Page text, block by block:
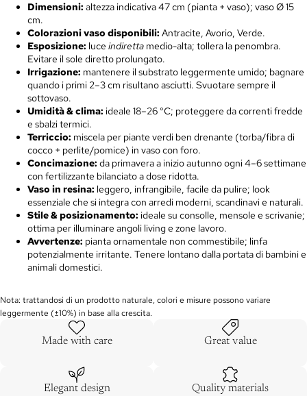
Dimensioni: altezza indicativa 47 cm (pianta + vaso); vaso Ø 15
cm.
Colorazioni vaso disponibili: Antracite, Avorio, Verde.
Esposizione: luce indiretta medio-alta; tollera la penombra.
Evitare il sole diretto prolungato.
Irrigazione: mantenere il substrato leggermente umido; bagnare
quando i primi 2–3 cm risultano asciutti. Svuotare sempre il
sottovaso.
Umidità & clima: ideale 18–26 °C; proteggere da correnti fredde
e sbalzi termici.
Terriccio: miscela per piante verdi ben drenante (torba/fibra di
cocco + perlite/pomice) in vaso con foro.
Concimazione: da primavera a inizio autunno ogni 4–6 settimane
con fertilizzante bilanciato a dose ridotta.
Vaso in resina: leggero, infrangibile, facile da pulire; look
essenziale che si integra con arredi moderni, scandinavi e naturali.
Stile & posizionamento: ideale su consolle, mensole e scrivanie;
ottima per illuminare angoli living e zone lavoro.
Avvertenze: pianta ornamentale non commestibile; linfa
potenzialmente irritante. Tenere lontano dalla portata di bambini e
animali domestici.
Nota: trattandosi di un prodotto naturale, colori e misure possono variare
leggermente (±10%) in base alla crescita.
Made with care Great value
Elegant design Quality materials